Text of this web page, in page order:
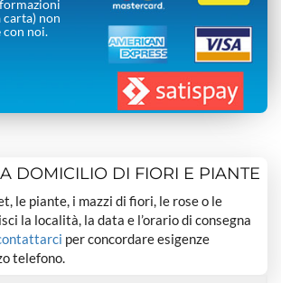
non
con noi.
DOMICILIO DI FIORI E PIANTE
le piante, i mazzi di fiori, le rose o le
la località, la data e l’orario di consegna
per concordare esigenze
telefono.